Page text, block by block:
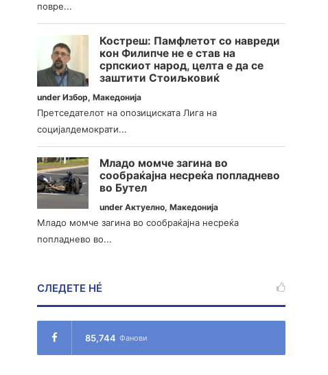
повре...
Костреш: Памфлетот со навреди
кон Филипче не е став на
српскиот народ, целта е да се
заштити Стоиљковиќ
underИзбор,Македонија
Претседателот на опозициската Лига на
социјалдемократи...
Младо момче загина во
сообраќајна несреќа попладнево
во Бутел
underАктуелно,Македонија
Младо момче загина во сообраќајна несреќа
попладнево во...
СЛЕДЕТЕ НÉ
85,744 Фанови